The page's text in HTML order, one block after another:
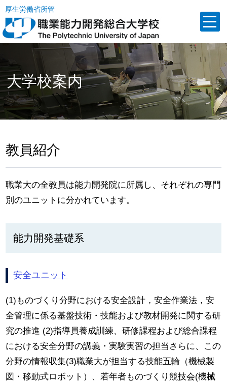
厚生労働省所管
大学校案内
教員紹介
職業大の全教員は能力開発院に所属し、それぞれの専門
別のユニットに分かれています。
能力開発基礎系
安全ユニット
(1)ものづくり分野における安全設計，安全作業法，安
全管理に係る基盤技術・技能および教材開発に関する研
究の推進 (2)指導員養成訓練、研修課程および総合課程
における安全分野の講義・実験実習の担当さらに、この
分野の情報収集(3)職業大が担当する技能五輪（機械製
図・移動式ロボット）、若年者ものづくり競技会(機械